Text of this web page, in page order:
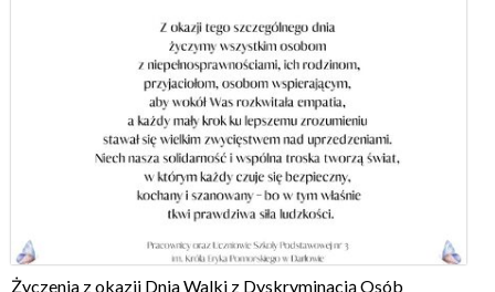
Życzenia z okazji Dnia Walki z Dyskryminacją Osób